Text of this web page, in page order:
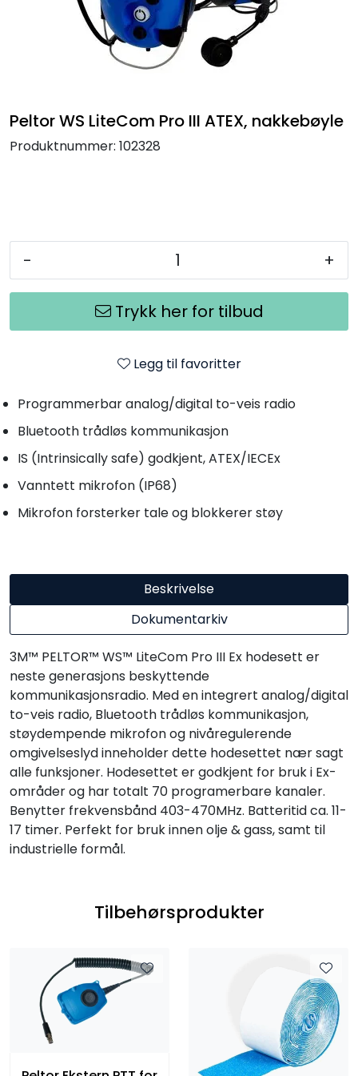
Peltor WS LiteCom Pro III ATEX, nakkebøyle
Produktnummer: 102328
- +
Trykk her for tilbud
Legg til favoritter
Programmerbar analog/digital to-veis radio
Bluetooth trådløs kommunikasjon
IS (Intrinsically safe) godkjent, ATEX/IECEx
Vanntett mikrofon (IP68)
Mikrofon forsterker tale og blokkerer støy
Beskrivelse
Dokumentarkiv
3M™ PELTOR™ WS™ LiteCom Pro III Ex hodesett er
neste generasjons beskyttende
kommunikasjonsradio. Med en integrert analog/digital
to-veis radio, Bluetooth trådløs kommunikasjon,
støydempende mikrofon og nivåregulerende
omgivelseslyd inneholder dette hodesettet nær sagt
alle funksjoner. Hodesettet er godkjent for bruk i Ex-
områder og har totalt 70 programerbare kanaler.
Benytter frekvensbånd 403-470MHz. Batteritid ca. 11-
17 timer. Perfekt for bruk innen olje & gass, samt til
industrielle formål.
Tilbehørsprodukter
Termografi
Maskinvern & Instrumentering
Outlet